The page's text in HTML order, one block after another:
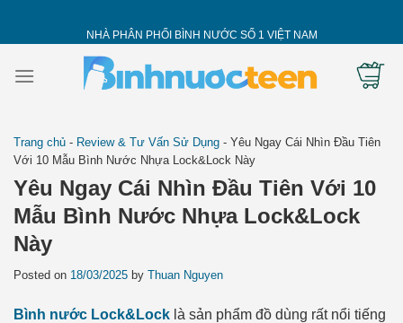
NHÀ PHÂN PHỐI BÌNH NƯỚC SỐ 1 VIỆT NAM
Trang chủ - Review & Tư Vấn Sử Dụng - Yêu Ngay Cái Nhìn Đầu Tiên
Với 10 Mẫu Bình Nước Nhựa Lock&Lock Này
Yêu Ngay Cái Nhìn Đầu Tiên Với 10
Mẫu Bình Nước Nhựa Lock&Lock
Này
Posted on 18/03/2025 by Thuan Nguyen
Bình nước Lock&Lock là sản phẩm đồ dùng rất nổi tiếng